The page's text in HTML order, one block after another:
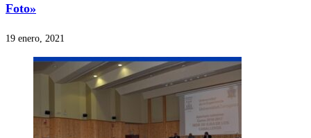
Foto»
19 enero, 2021